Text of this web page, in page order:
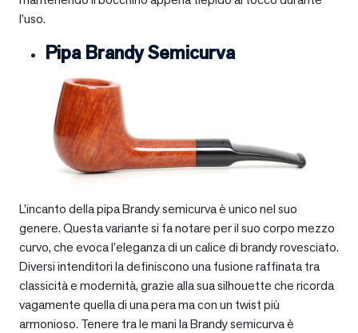
l’uso.
Pipa Brandy Semicurva
L’incanto della pipa Brandy semicurva è unico nel suo
genere. Questa variante si fa notare per il suo corpo mezzo
curvo, che evoca l’eleganza di un calice di brandy rovesciato.
Diversi intenditori la definiscono una fusione raffinata tra
classicità e modernità, grazie alla sua silhouette che ricorda
vagamente quella di una pera ma con un twist più
armonioso. Tenere tra le mani la Brandy semicurva è